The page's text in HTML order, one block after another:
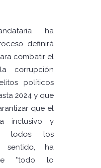
ha
definirá
combatir el
corrupción
políticos
2024 y que
que el
inclusivo y
todos los
sentido, ha
"todo lo